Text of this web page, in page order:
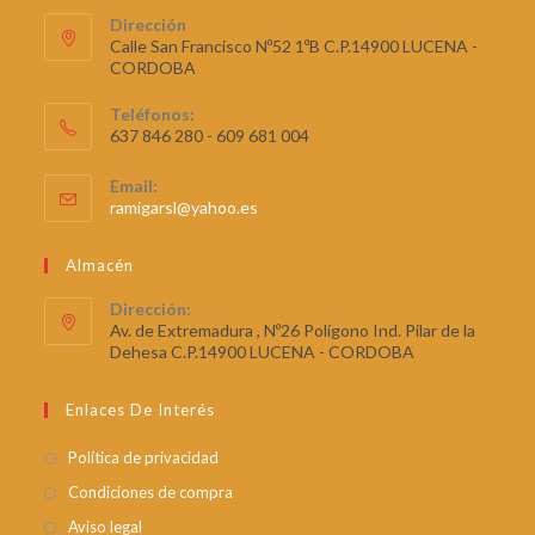
5
Dirección
Calle San Francisco Nº52 1ºB C.P.14900 LUCENA -
CORDOBA
Teléfonos:
637 846 280 - 609 681 004
Email:
ramigarsl@yahoo.es
Almacén
Dirección:
Av. de Extremadura , Nº26 Polígono Ind. Pilar de la
Dehesa C.P.14900 LUCENA - CORDOBA
Enlaces De Interés
Política de privacidad
Condiciones de compra
Aviso legal